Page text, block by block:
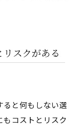
スクがある
ると何もしない選
コストとリスク